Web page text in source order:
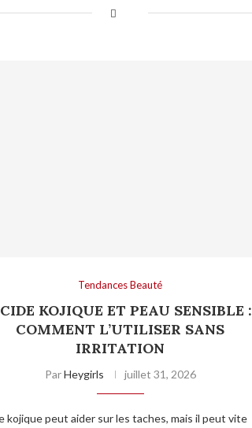
Tendances Beauté
KOJIQUE ET PEAU SENSIBLE :
COMMENT L’UTILISER SANS
IRRITATION
ParHeygirls juillet 31, 2026
kojique peut aider sur les taches, mais il peut vite